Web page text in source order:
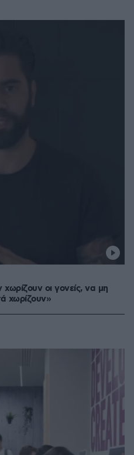
οι γονείς, να μη
χωρίζουν»